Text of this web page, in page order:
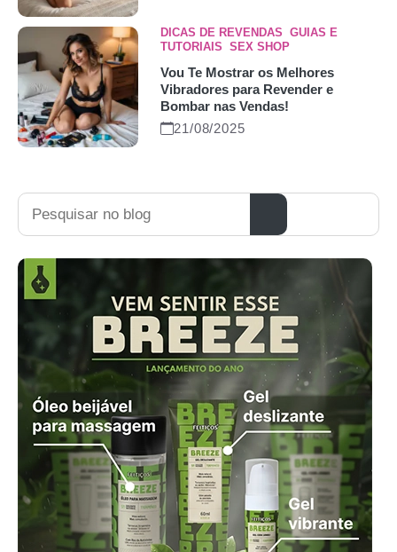
DICAS DE REVENDAS GUIAS E
TUTORIAIS SEX SHOP
Vou Te Mostrar os Melhores
Vibradores para Revender e
Bombar nas Vendas!
21/08/2025
Pesquisar